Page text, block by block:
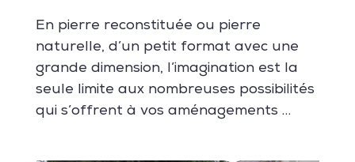
En pierre reconstituée ou pierre
naturelle, d’un petit format avec une
grande dimension, l’imagination est la
seule limite aux nombreuses possibilités
qui s’offrent à vos aménagements …